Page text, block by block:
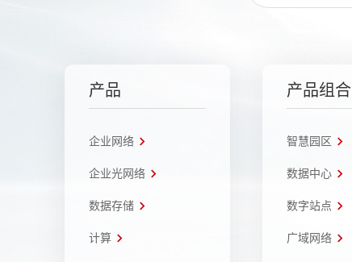
产品
企业网络
企业光网络
数据存储
计算
产品组合
智慧园区
数据中心
数字站点
广域网络